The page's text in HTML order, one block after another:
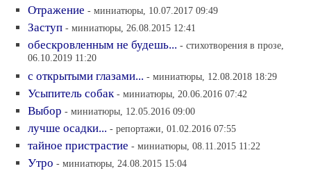
Отражение - миниатюры, 10.07.2017 09:49
Заступ - миниатюры, 26.08.2015 12:41
обескровленным не будешь... - стихотворения в прозе,
06.10.2019 11:20
с открытыми глазами... - миниатюры, 12.08.2018 18:29
Усыпитель собак - миниатюры, 20.06.2016 07:42
Выбор - миниатюры, 12.05.2016 09:00
лучше осадки... - репортажи, 01.02.2016 07:55
тайное пристрастие - миниатюры, 08.11.2015 11:22
Утро - миниатюры, 24.08.2015 15:04